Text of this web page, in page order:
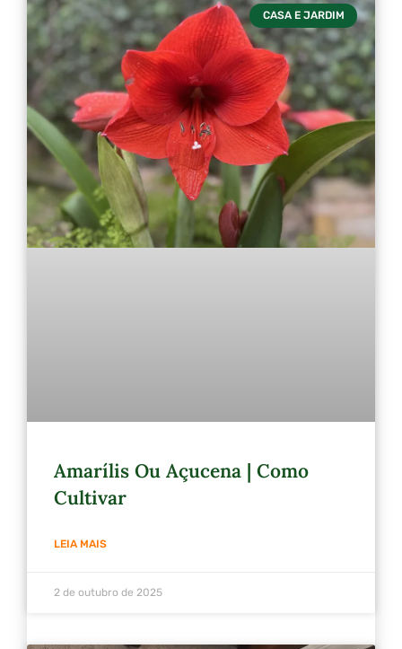
CASA E JARDIM
Amarílis Ou Açucena | Como
Cultivar
LEIA MAIS
2 de outubro de 2025